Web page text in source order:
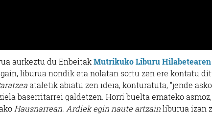
aurkeztu du EnbeitakMutrikuko Liburu Hilabetearen
liburua nondik eta nolatan sortu zen ere kontatu
ataletik abiatu zen ideia, konturatuta, “jende
baserritarrei galdetzen. Horri buelta emateko asmoz,
Hausnarrean. Ardiek egin naute artzainliburua izan